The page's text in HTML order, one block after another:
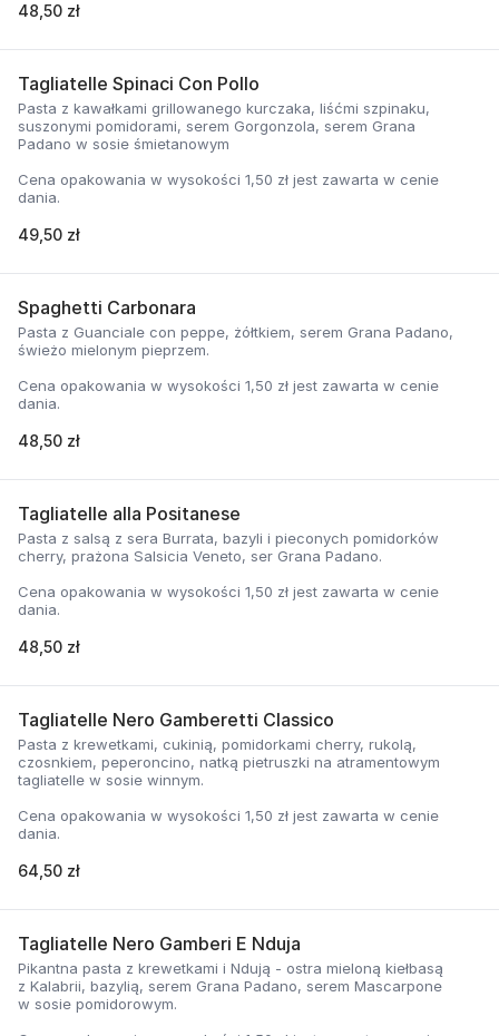
48,50 zł
Tagliatelle Spinaci Con Pollo
Pasta z kawałkami grillowanego kurczaka, liśćmi szpinaku,
suszonymi pomidorami, serem Gorgonzola, serem Grana
Padano w sosie śmietanowym
Cena opakowania w wysokości 1,50 zł jest zawarta w cenie
dania.
49,50 zł
Spaghetti Carbonara
Pasta z Guanciale con peppe, żółtkiem, serem Grana Padano,
świeżo mielonym pieprzem.
Cena opakowania w wysokości 1,50 zł jest zawarta w cenie
dania.
48,50 zł
Tagliatelle alla Positanese
Pasta z salsą z sera Burrata, bazyli i pieconych pomidorków
cherry, prażona Salsicia Veneto, ser Grana Padano.
Cena opakowania w wysokości 1,50 zł jest zawarta w cenie
dania.
48,50 zł
Tagliatelle Nero Gamberetti Classico
Pasta z krewetkami, cukinią, pomidorkami cherry, rukolą,
czosnkiem, peperoncino, natką pietruszki na atramentowym
tagliatelle w sosie winnym.
Cena opakowania w wysokości 1,50 zł jest zawarta w cenie
dania.
64,50 zł
Tagliatelle Nero Gamberi E Nduja
Pikantna pasta z krewetkami i Ndują - ostra mieloną kiełbasą
z Kalabrii, bazylią, serem Grana Padano, serem Mascarpone
w sosie pomidorowym.